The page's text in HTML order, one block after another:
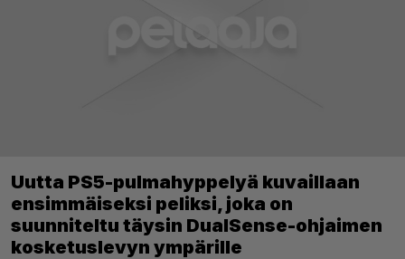
Uutta PS5-pulmahyppelyä kuvaillaan
ensimmäiseksi peliksi, joka on
suunniteltu täysin DualSense-ohjaimen
kosketuslevyn ympärille